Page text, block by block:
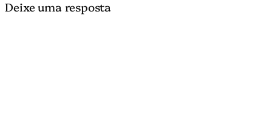
Deixe uma resposta